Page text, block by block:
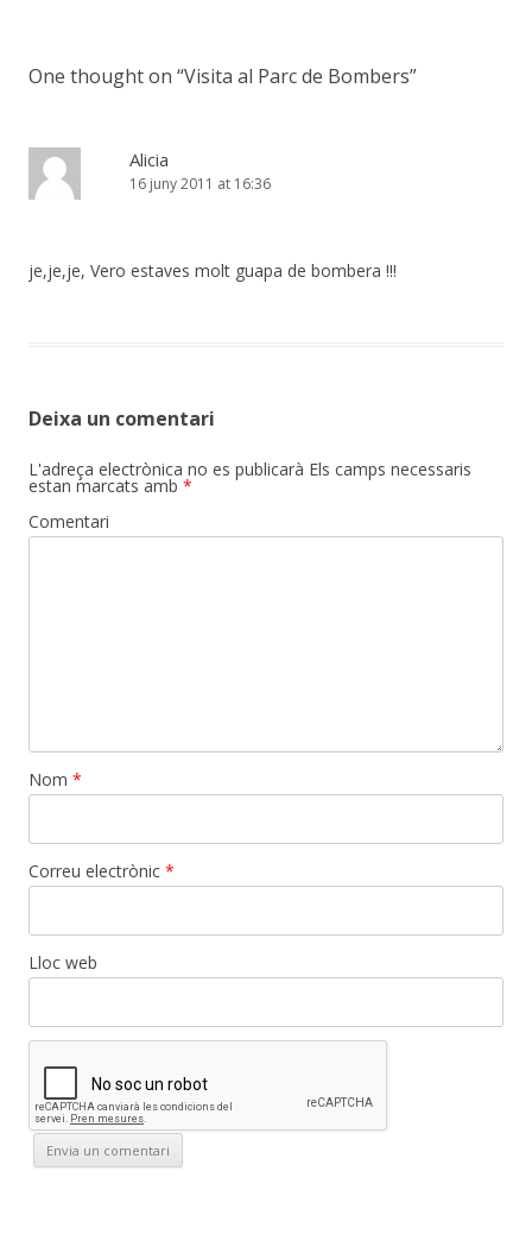
One thought on “Visita al Parc de Bombers”
Alicia
16 juny 2011 at 16:36
je,je,je, Vero estaves molt guapa de bombera !!!
Deixa un comentari
L'adreça electrònica no es publicarà Els camps necessaris
estan marcats amb *
Comentari
Nom *
Correu electrònic *
Lloc web